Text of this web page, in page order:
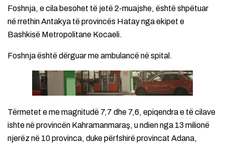
Foshnja, e cila besohet të jetë 2-muajshe, është shpëtuar
në rrethin Antakya të provincës Hatay nga ekipet e
Bashkisë Metropolitane Kocaeli.
Foshnja është dërguar me ambulancë në spital.
Tërmetet e me magnitudë 7,7 dhe 7,6, epiqendra e të cilave
ishte në provincën Kahramanmaraş, u ndien nga 13 milionë
njerëz në 10 provinca, duke përfshirë provincat Adana,